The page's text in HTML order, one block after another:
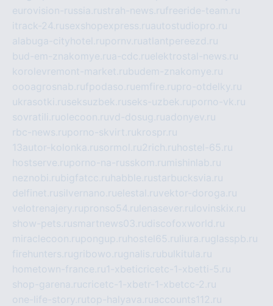
eurovision-russia.rustrah-news.rufreeride-team.ru
itrack-24.rusexshopexpress.ruautostudiopro.ru
alabuga-cityhotel.rupornv.ruatlantpereezd.ru
bud-em-znakomye.rua-cdc.ruelektrostal-news.ru
korolevremont-market.rubudem-znakomye.ru
oooagrosnab.rufpodaso.ruemfire.rupro-otdelky.ru
ukrasotki.ruseksuzbek.ruseks-uzbek.ruporno-vk.ru
sovratili.ruolecoon.ruvd-dosug.ruadonyev.ru
rbc-news.ruporno-skvirt.rukrospr.ru
13autor-kolonka.rusormol.ru2rich.ru hostel-65.ru
hostserve.ruporno-na-russkom.ru mishinlab.ru
neznobi.rubigfatcc.ru habble.rustarbucksvia.ru
delfinet.rusilvernano.ruelestal.ruvektor-doroga.ru
velotrenajery.rupronso54.ru lenasever.ru lovinskix.ru
show-pets.rusmartnews03.rudiscofoxworld.ru
miraclecoon.rupongup.ru hostel65.ru liura.ruglasspb.ru
firehunters.rugribowo.rugnalis.rubulkitula.ru
hometown-france.ru1-xbeticricetc-1-xbetti-5.ru
shop-garena.rucricetc-1-xbetr-1-xbetcc-2.ru
one-life-story.rutop-halyava.ruaccounts112.ru